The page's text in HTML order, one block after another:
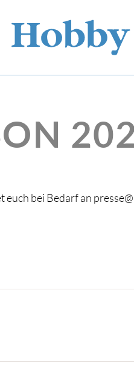
bei Bedarf an